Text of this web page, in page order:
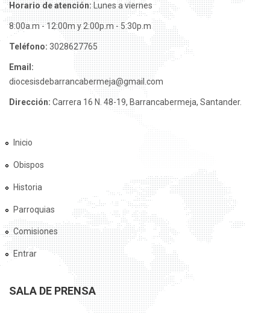
Horario de atención:Lunes a viernes
8:00a.m - 12:00m y 2:00p.m - 5:30p.m
Teléfono: 3028627765
Email:
diocesisdebarrancabermeja@gmail.com
Dirección: Carrera 16 N. 48-19, Barrancabermeja, Santander.
Inicio
Obispos
Historia
Parroquias
Comisiones
Entrar
SALA DE PRENSA